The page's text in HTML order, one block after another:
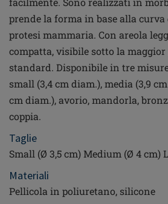
prende la forma in base alla curva
protesi mammaria. Con areola
compatta, visibile sotto la
standard. Disponibile in tre
small (3,4 cm diam.), media (3,9
cm diam.), avorio, mandorla,
coppia.
Taglie
Small (Ø 3,5 cm) Medium (Ø 4 cm)
Materiali
Pellicola in poliuretano, silicone